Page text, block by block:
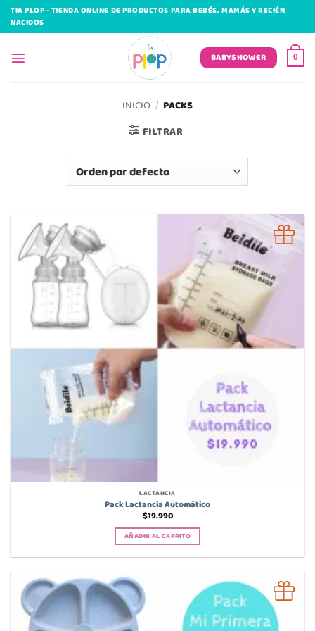
Saltar
TIA PLOP - TIENDA ONLINE DE PRODUCTOS PARA BEBÉS, MAMÁS Y RECIÉN
NACIDOS
BABYSHOWER 0
INICIO / PACKS
FILTRAR
LACTANCIA
Pack Lactancia Automático
$19.990
AÑADIR AL CARRITO